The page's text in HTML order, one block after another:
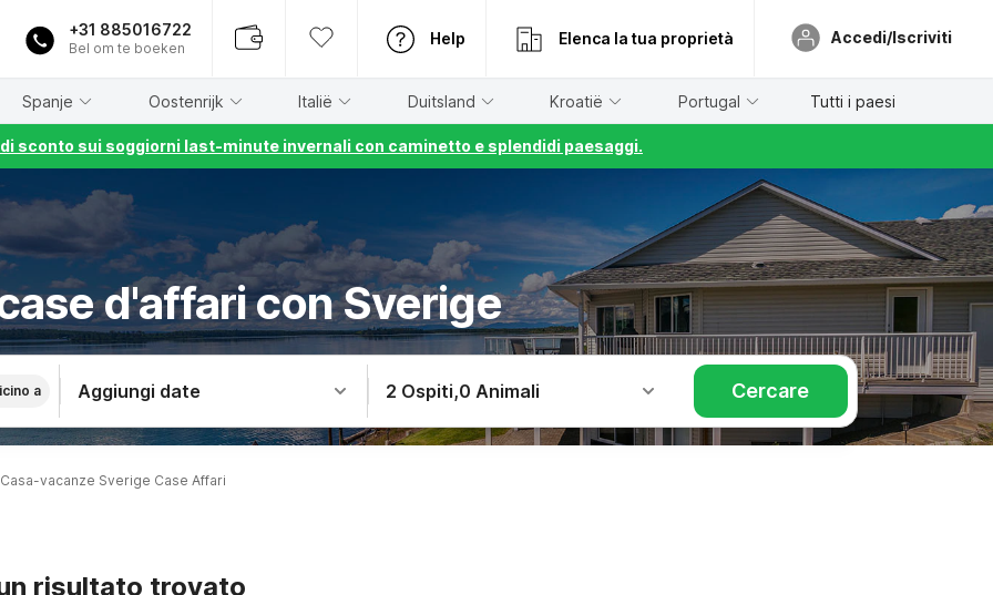
+31 885016722
Bel om te boeken
Help Elenca la tua proprietà Accedi/Iscriviti
Spanje Oostenrijk Italië Duitsland Kroatië Portugal Tutti i paesi
sconto sui soggiorni last-minute invernali con caminetto e splendidi paesaggi.
d'affari con Sverige
a Aggiungi date 2 Ospiti,0 Animali Cercare
Casa-vacanze Sverige Case Affari
risultato trovato